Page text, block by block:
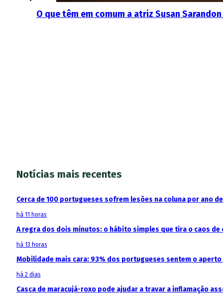
O que têm em comum a atriz Susan
Notícias mais recentes
Cerca de 100 portugueses sofrem lesões na coluna por ano
há 11 horas
A regra dos dois minutos: o hábito simples que tira o caos de
há 13 horas
Mobilidade mais cara: 93% dos portugueses sentem o
há 2 dias
Casca de maracujá-roxo pode ajudar a travar a inflamação